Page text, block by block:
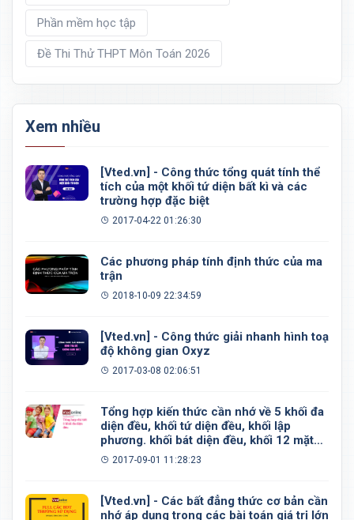
Phần mềm học tập
Đề Thi Thử THPT Môn Toán 2026
Xem nhiều
[Vted.vn] - Công thức tổng quát tính thể
tích của một khối tứ diện bất kì và các
trường hợp đặc biệt
2017-04-22 01:26:30
Các phương pháp tính định thức của ma
trận
2018-10-09 22:34:59
[Vted.vn] - Công thức giải nhanh hình toạ
độ không gian Oxyz
2017-03-08 02:06:51
Tổng hợp kiến thức cần nhớ về 5 khối đa
diện đều, khối tứ diện đều, khối lập
phương. khối bát diện đều, khối 12 mặt
đều, khối 20 mặt đều
2017-09-01 11:28:23
[Vted.vn] - Các bất đẳng thức cơ bản cần
nhớ áp dụng trong các bài toán giá trị lớn